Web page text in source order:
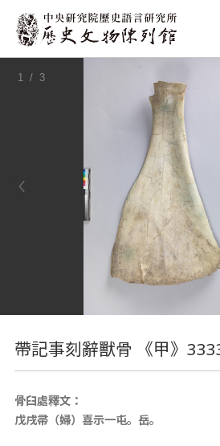
:::
1 / 3
帶記事刻辭獸骨 《甲》
骨臼處釋文：
戊戌帚（婦）喜示一屯。岳。